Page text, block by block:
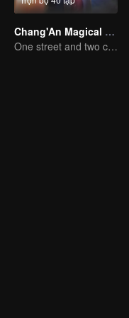
Chang'An Magical Street
One street and two circles, alternating day and night.